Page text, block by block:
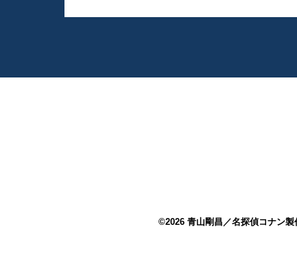
©2026 青山剛昌／名探偵コナン製